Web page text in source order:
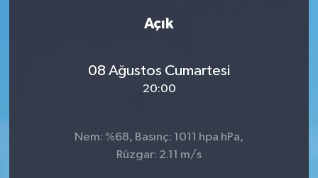
Açık
08 Ağustos Cumartesi
20:00
Nem: %68, Basınç: 1011 hpa hPa,
Rüzgar: 2.11 m/s
Magazin
Politika